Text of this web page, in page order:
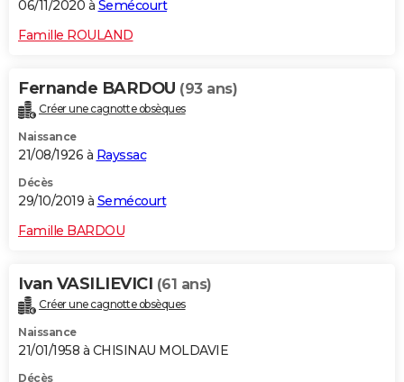
06/11/2020 à Semécourt
Famille ROULAND
Fernande BARDOU (93 ans)
Créer une cagnotte obsèques
Naissance
21/08/1926 à Rayssac
Décès
29/10/2019 à Semécourt
Famille BARDOU
Ivan VASILIEVICI (61 ans)
Créer une cagnotte obsèques
Naissance
21/01/1958 à CHISINAU MOLDAVIE
Décès